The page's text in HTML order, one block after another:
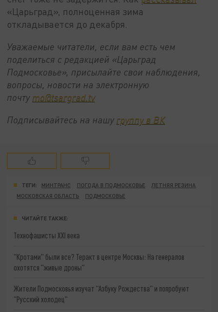
«Царьград», полноценная зима
откладывается до декабря.
Уважаемые читатели, если вам есть чем
поделиться с редакцией «Царьград
Подмосковье», присылайте свои наблюдения,
вопросы, новости на электронную
почту mo@tsargrad.tv
Подписывайтесь на нашу группу в ВК
ТЕГИ: МИНТРАНС ПОГОДА В ПОДМОСКОВЬЕ
ЛЕТНЯЯ РЕЗИНА
МОСКОВСКАЯ ОБЛАСТЬ
ПОДМОСКОВЬЕ
ЧИТАЙТЕ ТАКЖЕ:
Технофашисты XXI века
"Кротами" были все? Теракт в центре Москвы: На генералов
охотятся "живые дроны"
Жители Подмосковья изучат "Азбуку Рождества" и попробуют
"Русский холодец"